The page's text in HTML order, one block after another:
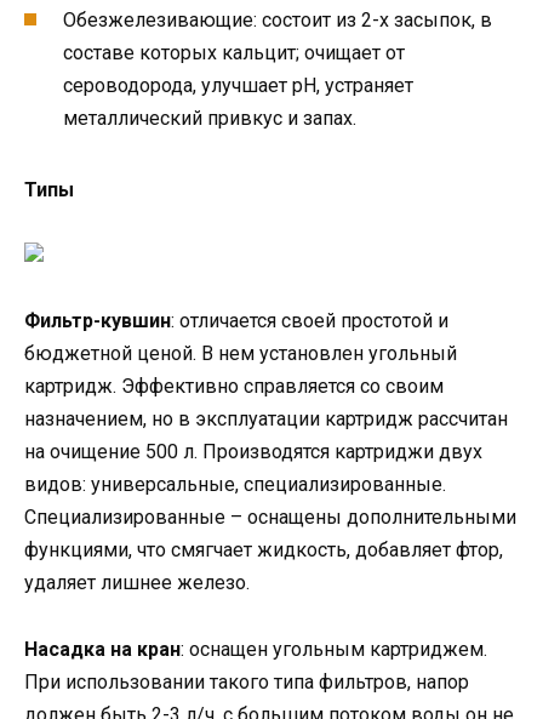
Обезжелезивающие: состоит из 2-х засыпок, в
составе которых кальцит; очищает от
сероводорода, улучшает pH, устраняет
металлический привкус и запах.
Типы
Фильтр-кувшин: отличается своей простотой и
бюджетной ценой. В нем установлен угольный
картридж. Эффективно справляется со своим
назначением, но в эксплуатации картридж рассчитан
на очищение 500 л. Производятся картриджи двух
видов: универсальные, специализированные.
Специализированные – оснащены дополнительными
функциями, что смягчает жидкость, добавляет фтор,
удаляет лишнее железо.
Насадка на кран: оснащен угольным картриджем.
При использовании такого типа фильтров, напор
должен быть 2-3 л/ч, с большим потоком воды он не